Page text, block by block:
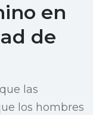
en
de
las
los hombres